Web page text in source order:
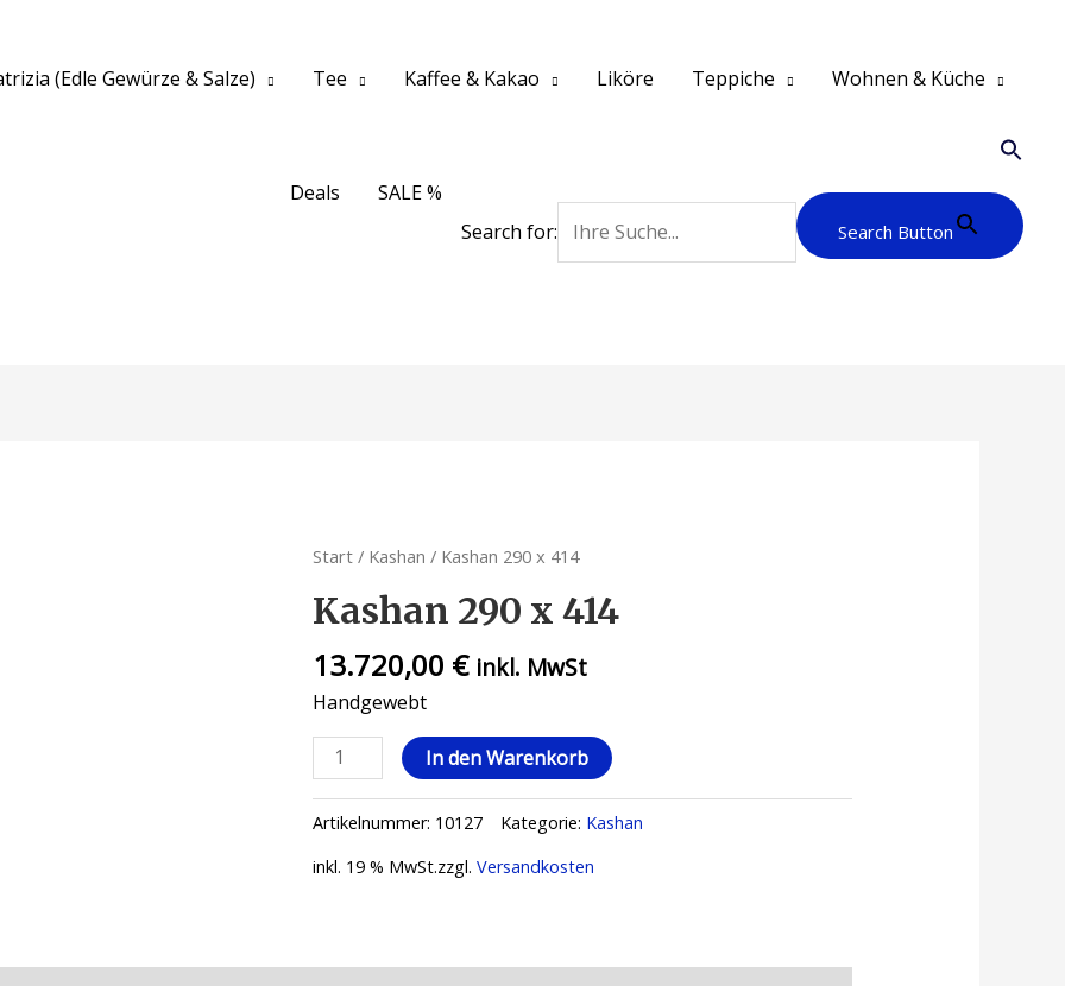
(Edle Gewürze & Salze) Tee Kaffee & Kakao Liköre Teppiche Wohnen & Küche
Deals
SALE %
Search for:
Search Button
Start / Kashan / Kashan 290 x 414
Kashan 290 x 414
13.720,00 € inkl. MwSt
Handgewebt
In den Warenkorb
Artikelnummer: 10127 Kategorie: Kashan
inkl. 19 % MwSt.zzgl.Versandkosten